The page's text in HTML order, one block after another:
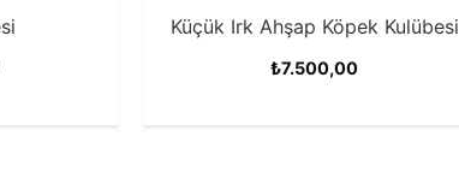
Küçük Irk Ahşap Köpek Kulübesi
₺7.500,00